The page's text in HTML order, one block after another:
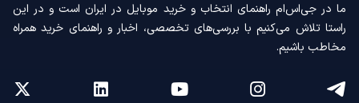
ما در جی‌اس‌ام راهنمای انتخاب و خرید موبایل در ایران است و در این
راستا تلاش می‌کنیم با بررسی‌های تخصصی، اخبار و راهنمای خرید همراه
مخاطب باشیم.